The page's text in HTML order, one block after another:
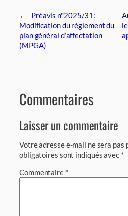
←
Préavis n°2025/31:
Modification du règlement du
plan général d’affectation
(MPGA)
Commentaires
Laisser un commentaire
Votre adresse e-mail ne sera pas
obligatoires sont indiqués avec *
Commentaire *